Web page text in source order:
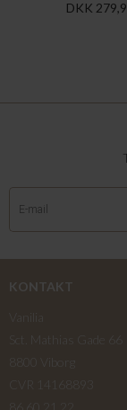
DKK
KONTAKT